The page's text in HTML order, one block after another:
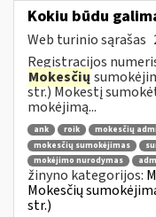
Kokiu būdu
Web turinio sąrašas
Registracijos
Mokesčių
str.) Mokestį
mokėjimą...
ank roik mokesčių
mokesčių sumokėjimas
mokėjimo nurodymas
žinyno kategorijos:
Mokesčių
str.)